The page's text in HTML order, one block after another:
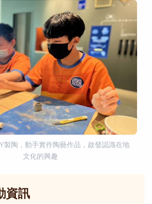
製陶，動手實作陶藝作品，啟發認識在地
文化的興趣
資訊